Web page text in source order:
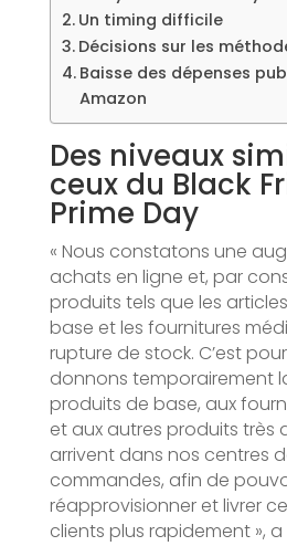
Un timing difficile
Décisions sur les
Baisse des dépenses
Amazon
Des niveaux
ceux du Black
Prime Day
« Nous constatons une
achats en ligne et, par
produits tels que les
base et les fournitures
rupture de stock. C’est
donnons temporairement
produits de base, aux
et aux autres produits très
arrivent dans nos centres
commandes, afin de
réapprovisionner et livrer
clients plus rapidement », a